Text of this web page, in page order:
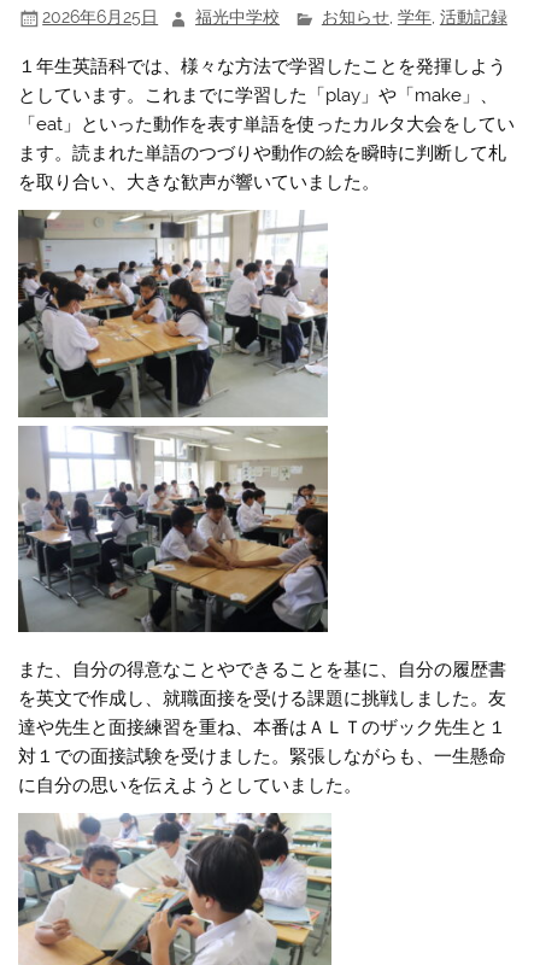
2026年6月25日 福光中学校 お知らせ, 学年, 活動記録
１年生英語科では、様々な方法で学習したことを発揮しよう
としています。これまでに学習した「play」や「make」、
「eat」といった動作を表す単語を使ったカルタ大会をしてい
ます。読まれた単語のつづりや動作の絵を瞬時に判断して札
を取り合い、大きな歓声が響いていました。
また、自分の得意なことやできることを基に、自分の履歴書
を英文で作成し、就職面接を受ける課題に挑戦しました。友
達や先生と面接練習を重ね、本番はＡＬＴのザック先生と１
対１での面接試験を受けました。緊張しながらも、一生懸命
に自分の思いを伝えようとしていました。